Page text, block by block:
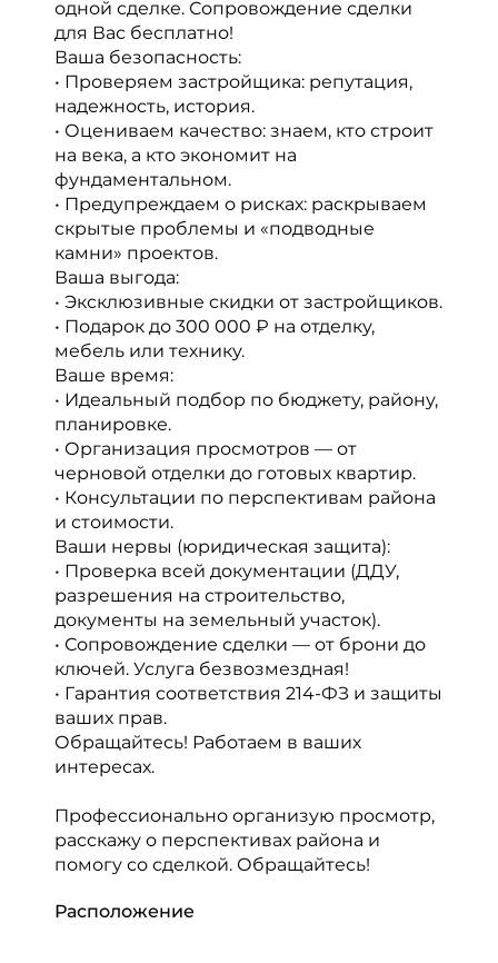
одной сделке. Сопровождение сделки
для Вас бесплатно!
Ваша безопасность:
• Проверяем застройщика: репутация,
надежность, история.
• Оцениваем качество: знаем, кто строит
на века, а кто экономит на
фундаментальном.
• Предупреждаем о рисках: раскрываем
скрытые проблемы и «подводные
камни» проектов.
Ваша выгода:
• Эксклюзивные скидки от застройщиков.
• Подарок до 300 000 ₽ на отделку,
мебель или технику.
Ваше время:
• Идеальный подбор по бюджету, району,
планировке.
• Организация просмотров — от
черновой отделки до готовых квартир.
• Консультации по перспективам района
и стоимости.
Ваши нервы (юридическая защита):
• Проверка всей документации (ДДУ,
разрешения на строительство,
документы на земельный участок).
• Сопровождение сделки — от брони до
ключей. Услуга безвозмездная!
• Гарантия соответствия 214-ФЗ и защиты
ваших прав.
Обращайтесь! Работаем в ваших
интересах.
Профессионально организую просмотр,
расскажу о перспективах района и
помогу со сделкой. Обращайтесь!
Расположение